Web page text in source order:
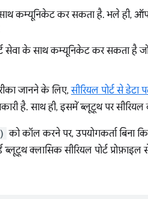
कम्यूनिकेट कर सकता है. भले ही,
सेवा के साथ कम्यूनिकेट कर सकता है
जानने के लिए,सीरियल पोर्ट से
है. साथ ही, इसमें ब्लूटूथ पर
को कॉल करने पर, उपयोगकर्ता बिना
क्लासिक सीरियल पोर्ट